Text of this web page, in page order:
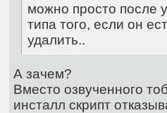
можно просто после
типа того, если он
удалить..
А зачем?
Вместо озвученного
инсталл скрипт